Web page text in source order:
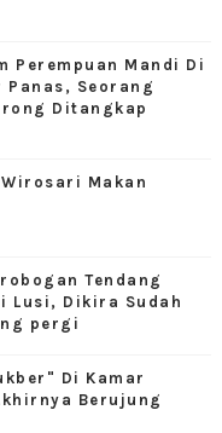
Perempuan Mandi Di
Panas, Seorang
Ditangkap
Makan
Tendang
Lusi, Dikira Sudah
pergi
Di Kamar
Berujung